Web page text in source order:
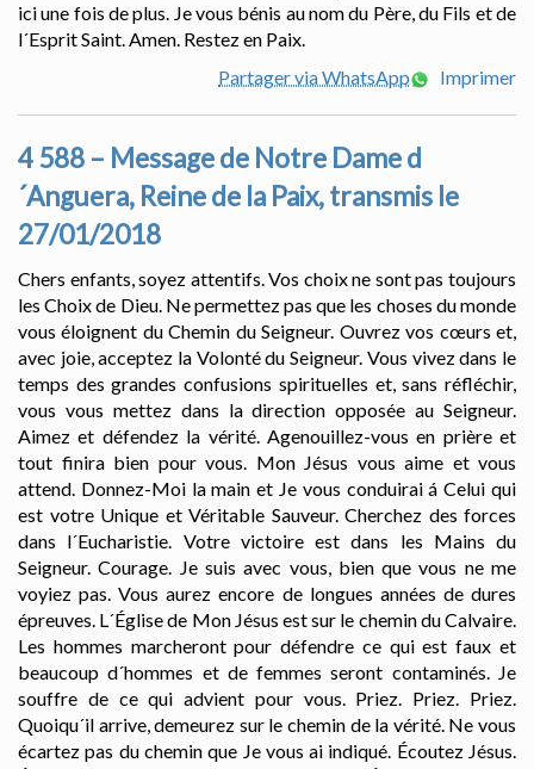
ici une fois de plus. Je vous bénis au nom du Père, du Fils et de
l´Esprit Saint. Amen. Restez en Paix.
Partager via WhatsApp
Imprimer
4 588 – Message de Notre Dame d
´Anguera, Reine de la Paix, transmis le
27/01/2018
Chers enfants, soyez attentifs. Vos choix ne sont pas toujours
les Choix de Dieu. Ne permettez pas que les choses du monde
vous éloignent du Chemin du Seigneur. Ouvrez vos cœurs et,
avec joie, acceptez la Volonté du Seigneur. Vous vivez dans le
temps des grandes confusions spirituelles et, sans réfléchir,
vous vous mettez dans la direction opposée au Seigneur.
Aimez et défendez la vérité. Agenouillez-vous en prière et
tout finira bien pour vous. Mon Jésus vous aime et vous
attend. Donnez-Moi la main et Je vous conduirai á Celui qui
est votre Unique et Véritable Sauveur. Cherchez des forces
dans l´Eucharistie. Votre victoire est dans les Mains du
Seigneur. Courage. Je suis avec vous, bien que vous ne me
voyiez pas. Vous aurez encore de longues années de dures
épreuves. L´Église de Mon Jésus est sur le chemin du Calvaire.
Les hommes marcheront pour défendre ce qui est faux et
beaucoup d´hommes et de femmes seront contaminés. Je
souffre de ce qui advient pour vous. Priez. Priez. Priez.
Quoiqu´il arrive, demeurez sur le chemin de la vérité. Ne vous
écartez pas du chemin que Je vous ai indiqué. Écoutez Jésus.